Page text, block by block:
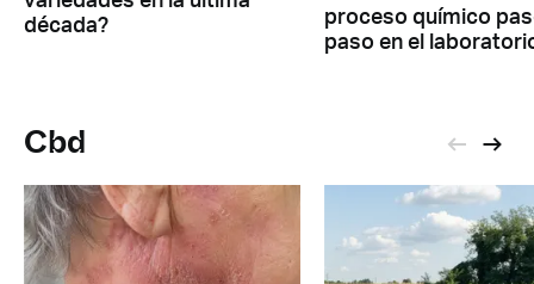
década?
proceso químico
paso en el
Cbd